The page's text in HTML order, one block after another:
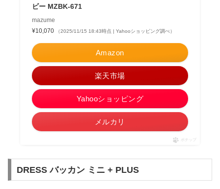
ビー MZBK-671
mazume
¥10,070
（2025/11/15 18:43時点 | Yahooショッピング調べ）
Amazon
楽天市場
Yahooショッピング
メルカリ
ポチップ
DRESS バッカン ミニ + PLUS